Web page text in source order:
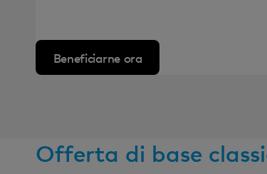
Beneficiarne ora
Offerta di base